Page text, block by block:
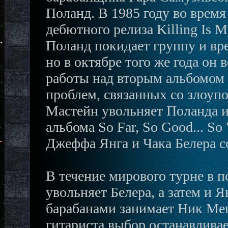
Поланд. В 1985 году во
дебютного релиза Killing Is
Поланд покидает группу и
но в октябре того же года он
работы над вторым
проблем, связанных со
Мастейн увольняет Поланда
альбома So Far, So Good...
Джеффа Янга и Чака Белера
В течение мирового турне в
увольняет Белера, а затем и
барабанами занимает Ник
гитариста выбор